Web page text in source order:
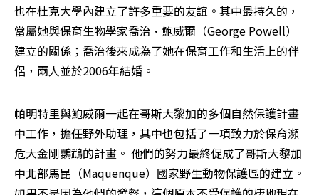
也在杜克大學內建立了許多重要的友誼。其中最持久的，
當屬她與保育生物學家喬治·鮑威爾（George Powell）
建立的關係；喬治後來成為了她在保育工作和生活上的伴
侶，兩人並於2006年結婚。
帕明特里與鮑威爾一起在哥斯大黎加的多個自然保護計畫
中工作，擔任野外助理，其中也包括了一項致力於保育瀕
危大金剛鸚鵡的計畫。 他們的努力最終促成了哥斯大黎加
中北部馬昆（Maquenque）國家野生動物保護區的建立。